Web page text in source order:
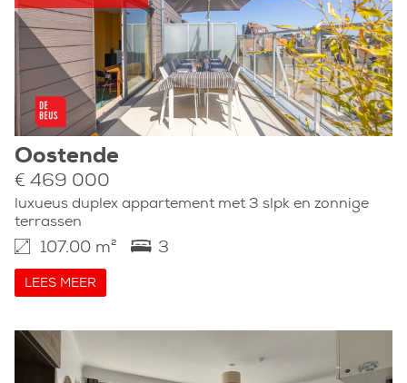
Oostende
€ 469 000
luxueus duplex appartement met 3 slpk en zonnige
terrassen
107.00 m² 3
LEES MEER